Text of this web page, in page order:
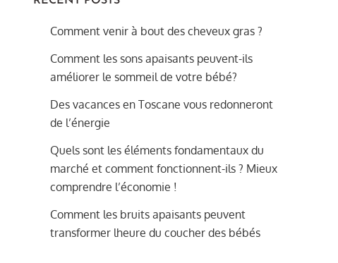
Comment venir à bout des cheveux gras ?
Comment les sons apaisants peuvent-ils
améliorer le sommeil de votre bébé?
Des vacances en Toscane vous redonneront
de l’énergie
Quels sont les éléments fondamentaux du
marché et comment fonctionnent-ils ? Mieux
comprendre l’économie !
Comment les bruits apaisants peuvent
transformer lheure du coucher des bébés